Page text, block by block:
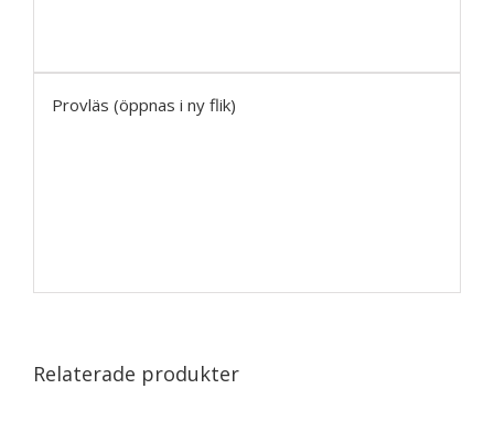
Provläs (öppnas i ny flik)
Relaterade produkter